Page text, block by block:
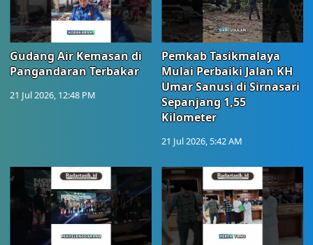
Gudang Air Kemasan di
Pangandaran Terbakar
21 Jul 2026, 12:48 PM
Pemkab Tasikmalaya
Mulai Perbaiki Jalan KH
Umar Sanusi di Sirnasari
Sepanjang 1,55
Kilometer
21 Jul 2026, 5:42 AM